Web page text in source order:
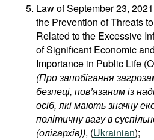
Law of September 23,
the Prevention of Threats
Related to the Excessive
of Significant Economic
Importance in Public Life
(Про запобігання
безпеці, пов’язаним із
осіб, які мають значну
політичну вагу в
(олігархів)), (Ukrainian);